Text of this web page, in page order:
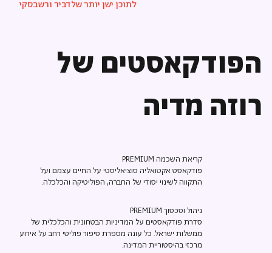
הפודקאסטים של
רוזה מדיה
קריאת השכמה PREMIUM
פודקאסט אקטואליה סוציאליסטי על החיים עצמם ועל
התקווה לשינוי יסודי של החברה, הפוליטיקה והכלכלה.
ניהול וסכסוך PREMIUM
סדרת פודקאסטים על המדיניות הבטחונית והכלכלית של
ממשלות ישראל. כל עונה מספרת סיפור פוליטי רחב על אירוע
מרכזי בהיסטוריית המדינה.
לתוכן ישן יותר שלדביר ורשבסקי